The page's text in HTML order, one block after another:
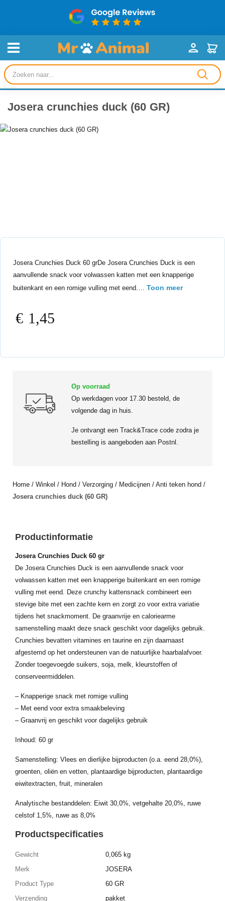
Producten
zoeken
Josera crunchies duck (60 GR)
Josera Crunchies Duck 60 grDe Josera Crunchies Duck is een
aanvullende snack voor volwassen katten met een knapperige
buitenkant en een romige vulling met eend.… Toon meer
€ 1,45
Op voorraad
Op werkdagen voor 17.30 besteld, de
volgende dag in huis.
Je ontvangt een Track&Trace code zodra je
bestelling is aangeboden aan Postnl.
Home / Winkel / Hond / Verzorging / Medicijnen / Anti teken hond /
Josera crunchies duck (60 GR)
Productinformatie
Josera Crunchies Duck 60 gr
De Josera Crunchies Duck is een aanvullende snack voor
volwassen katten met een knapperige buitenkant en een romige
vulling met eend. Deze crunchy kattensnack combineert een
stevige bite met een zachte kern en zorgt zo voor extra variatie
tijdens het snackmoment. De graanvrije en caloriearme
samenstelling maakt deze snack geschikt voor dagelijks gebruik.
Crunchies bevatten vitamines en taurine en zijn daarnaast
afgestemd op het ondersteunen van de natuurlijke haarbalafvoer.
Zonder toegevoegde suikers, soja, melk, kleurstoffen of
conserveermiddelen.
– Knapperige snack met romige vulling
– Met eend voor extra smaakbeleving
– Graanvrij en geschikt voor dagelijks gebruik
Inhoud: 60 gr
Samenstelling: Vlees en dierlijke bijproducten (o.a. eend 28,0%),
groenten, oliën en vetten, plantaardige bijproducten, plantaardige
eiwitextracten, fruit, mineralen
Analytische bestanddelen: Eiwit 30,0%, vetgehalte 20,0%, ruwe
celstof 1,5%, ruwe as 8,0%
Productspecificaties
Gewicht
0,065 kg
Merk
JOSERA
Product Type
60 GR
Verzending
pakket